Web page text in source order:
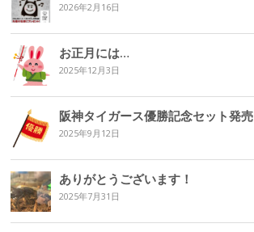
2026年2月16日
お正月には…
2025年12月3日
阪神タイガース優勝記念セット発売
2025年9月12日
ありがとうございます！
2025年7月31日